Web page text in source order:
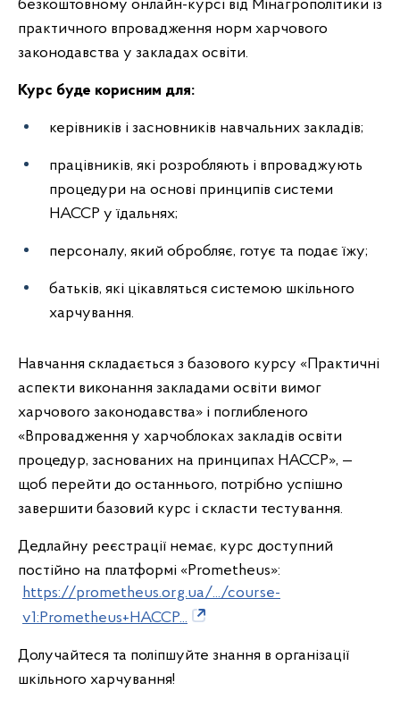
безкоштовному онлайн-курсі від Мінагрополітики із
практичного впровадження норм харчового
законодавства у закладах освіти.
Курс буде корисним для:
керівників і засновників навчальних закладів;
працівників, які розробляють і впроваджують
процедури на основі принципів системи
НАССР у їдальнях;
персоналу, який обробляє, готує та подає їжу;
батьків, які цікавляться системою шкільного
харчування.
Навчання складається з базового курсу «Практичні
аспекти виконання закладами освіти вимог
харчового законодавства» і поглибленого
«Впровадження у харчоблоках закладів освіти
процедур, заснованих на принципах НАССР», —
щоб перейти до останнього, потрібно успішно
завершити базовий курс і скласти тестування.
Дедлайну реєстрації немає, курс доступний
постійно на платформі «Prometheus»:
https://prometheus.org.ua/.../course-
v1:Prometheus+HACCP...
Долучайтеся та поліпшуйте знання в організації
шкільного харчування!